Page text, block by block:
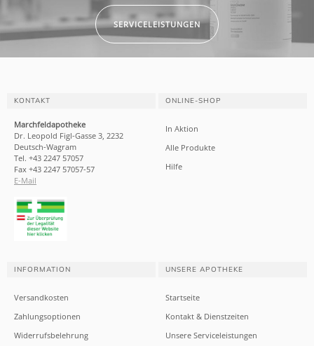
SERVICELEISTUNGEN
KONTAKT
Marchfeldapotheke
Dr. Leopold Figl-Gasse 3, 2232
Deutsch-Wagram
Tel. +43 2247 57057
Fax +43 2247 57057-57
E-Mail
ONLINE-SHOP
In Aktion
Alle Produkte
Hilfe
INFORMATION
Versandkosten
Zahlungsoptionen
Widerrufsbelehrung
UNSERE APOTHEKE
Startseite
Kontakt & Dienstzeiten
Unsere Serviceleistungen